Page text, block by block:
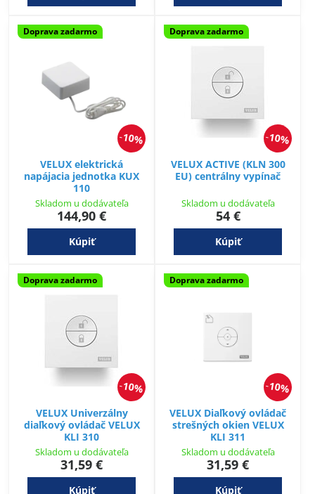
10%
Doprava zadarmo
VELUX elektrická
napájacia jednotka KUX
110
Skladom u dodávateľa
144,90 €
Kúpiť
10%
Doprava zadarmo
VELUX ACTIVE (KLN 300
EU) centrálny vypínač
Skladom u dodávateľa
54 €
Kúpiť
10%
Doprava zadarmo
VELUX Univerzálny
diaľkový ovládač VELUX
KLI 310
Skladom u dodávateľa
31,59 €
Kúpiť
10%
Doprava zadarmo
VELUX Diaľkový ovládač
strešných okien VELUX
KLI 311
Skladom u dodávateľa
31,59 €
Kúpiť